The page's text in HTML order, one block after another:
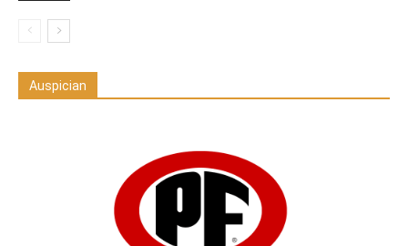
Auspician